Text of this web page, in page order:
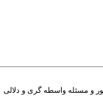
و مسئله واسطه گری و دلالی